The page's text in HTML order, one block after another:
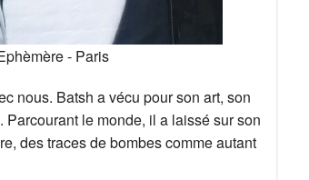
- Paris
nous. Batsh a vécu pour son art, son
le monde, il a laissé sur son
des traces de bombes comme autant